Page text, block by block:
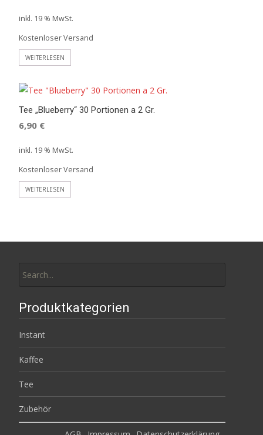
inkl. 19 % MwSt.
Kostenloser Versand
WEITERLESEN
Tee „Blueberry“ 30 Portionen a 2 Gr.
6,90 €
inkl. 19 % MwSt.
Kostenloser Versand
WEITERLESEN
for:
Produktkategorien
Instant
Kaffee
Tee
Zubehör